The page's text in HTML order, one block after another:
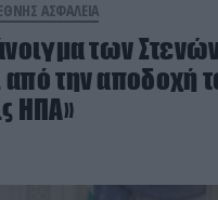
ΑΣΦΑΛΕΙΑ
των
από την αποδοχή
ΗΠΑ»